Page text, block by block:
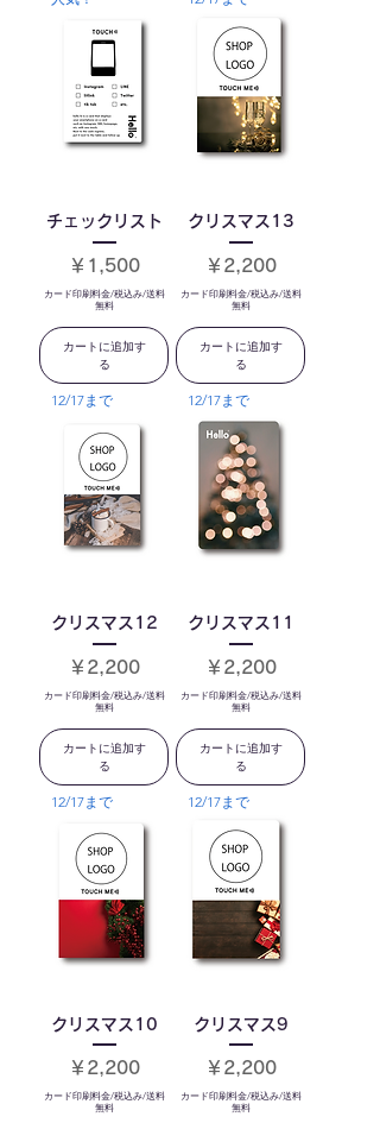
チェックリスト
価格
￥1,500
カード印刷料金/税込み/送料
無料
カートに追加す
る
クリスマス13
価格
￥2,200
カード印刷料金/税込み/送料
無料
カートに追加す
る
12/17まで
クリスマス12
価格
￥2,200
カード印刷料金/税込み/送料
無料
カートに追加す
る
12/17まで
クリスマス11
価格
￥2,200
カード印刷料金/税込み/送料
無料
カートに追加す
る
12/17まで
クリスマス10
価格
￥2,200
カード印刷料金/税込み/送料
無料
12/17まで
クリスマス9
価格
￥2,200
カード印刷料金/税込み/送料
無料